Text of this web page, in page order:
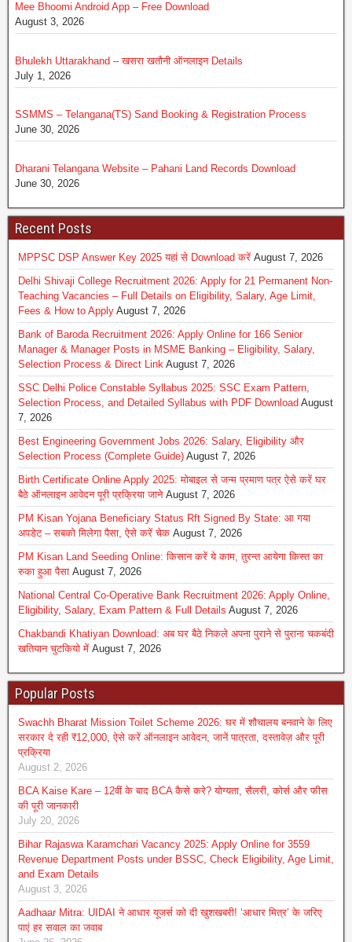
Mee Bhoomi Android App – Free Download
August 3, 2026
Bhulekh Uttarakhand – खसरा खतौनी ऑनलाइन Details
July 1, 2026
SSMMS – Telangana(TS) Sand Booking & Registration Process
June 30, 2026
Dharani Telangana Website – Pahani Land Records Download
June 30, 2026
Recent Posts
MPPSC DSP Answer Key 2025 यहां से Download करें August 7, 2026
Delhi Shivaji College Recruitment 2026: Apply for 21 Permanent Non-
Teaching Vacancies – Full Details on Eligibility, Salary, Age Limit,
Fees & How to Apply August 7, 2026
Bank of Baroda Recruitment 2026: Apply Online for 166 Senior
Manager & Manager Posts in MSME Banking – Eligibility, Salary,
Selection Process & Direct Link August 7, 2026
SSC Delhi Police Constable Syllabus 2025: SSC Exam Pattern,
Selection Process, and Detailed Syllabus with PDF Download August
7, 2026
Best Engineering Government Jobs 2026: Salary, Eligibility और
Selection Process (Complete Guide) August 7, 2026
Birth Certificate Online Apply 2025: मोबाइल से जन्म प्रमाण पत्र ऐसे करें घर
बैठे ऑनलाइन आवेदन पूरी प्रक्रिया जाने August 7, 2026
PM Kisan Yojana Beneficiary Status Rft Signed By State: आ गया
अपडेट – सबको मिलेगा पैसा, ऐसे करें चेक August 7, 2026
PM Kisan Land Seeding Online: किसान करें ये काम, तुरन्त आयेगा किस्त का
रुका हुआ पैसा August 7, 2026
National Central Co-Operative Bank Recruitment 2026: Apply Online,
Eligibility, Salary, Exam Pattern & Full Details August 7, 2026
Chakbandi Khatiyan Download: अब घर बैठे निकले अपना पुराने से पुराना चकबंदी
खतियान चुटकियो में August 7, 2026
Popular Posts
Swachh Bharat Mission Toilet Scheme 2026: घर में शौचालय बनवाने के लिए
सरकार दे रही ₹12,000, ऐसे करें ऑनलाइन आवेदन, जानें पात्रता, दस्तावेज़ और पूरी
प्रक्रिया
August 2, 2026
BCA Kaise Kare – 12वीं के बाद BCA कैसे करे? योग्यता, सैलरी, कोर्स और फीस
की पूरी जानकारी
July 20, 2026
Bihar Rajaswa Karamchari Vacancy 2025: Apply Online for 3559
Revenue Department Posts under BSSC, Check Eligibility, Age Limit,
and Exam Details
August 3, 2026
Aadhaar Mitra: UIDAI ने आधार यूजर्स को दी खुशखबरी! ‘आधार मित्र’ के जरिए
पाएं हर सवाल का जवाब